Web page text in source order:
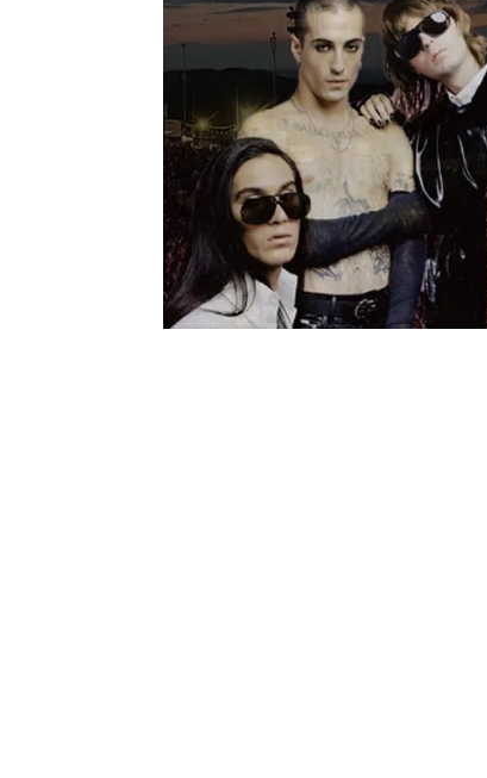
*NEW RELEASE (最新約3ヶ月) 2024.6.9
*NEW RELEASE (最新約3ヶ月) 2024.6.9
*NEW RELEASE (最新約3ヶ月) 2024.6.9
*NEW RELEASE (最新約3ヶ月) 2024.6.9